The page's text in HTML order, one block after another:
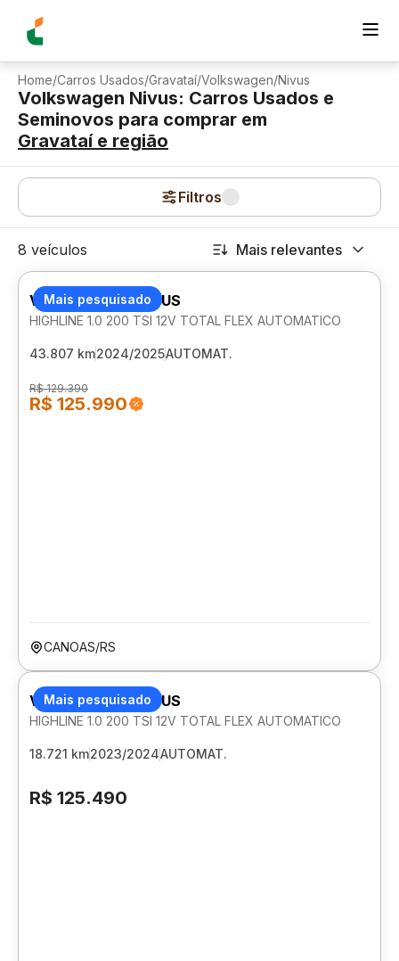
Home/Carros Usados/Gravataí/Volkswagen/Nivus
Volkswagen Nivus: Carros Usados e
Seminovos para comprar em
Gravataíe região
Filtros
8 veículos Mais relevantes
Mais pesquisado
VOLKSWAGEN NIVUS
HIGHLINE 1.0 200 TSI 12V TOTAL FLEX AUTOMATICO
43.807 km2024/2025AUTOMAT.
R$ 129.390
R$ 125.990
CANOAS/RS
Mais pesquisado
VOLKSWAGEN NIVUS
HIGHLINE 1.0 200 TSI 12V TOTAL FLEX AUTOMATICO
18.721 km2023/2024AUTOMAT.
R$ 125.490